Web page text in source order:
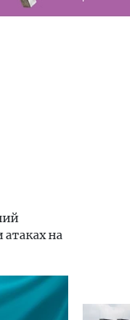
на